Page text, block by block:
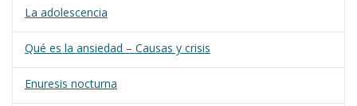
La adolescencia
Qué es la ansiedad – Causas y crisis
Enuresis nocturna